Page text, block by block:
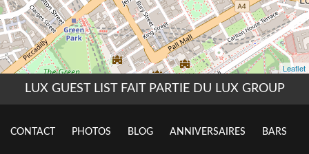
LUX GUEST LIST FAIT PARTIE DU LUX GROUP
CONTACT PHOTOS BLOG ANNIVERSAIRES BARS